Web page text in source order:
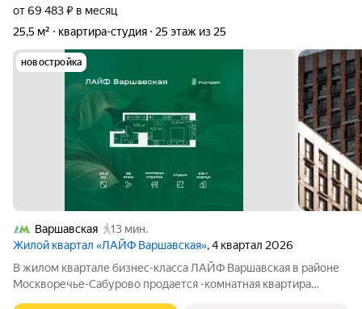
от 69 483 ₽ в месяц
25,5 м²
квартира-студия 25 этаж из 25
новостройка
Варшавская
13 мин.
Жилой квартал «ЛАЙФ Варшавская», 4 квартал 2026
В жилом квартале бизнес-класса ЛАЙФ Варшавская в районе
Москворечье-Сабурово продается -комнатная квартира